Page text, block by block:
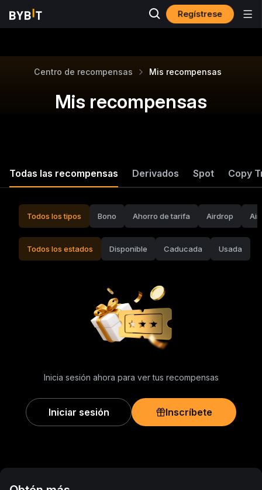
Regístrese
Centro de recompensas Mis recompensas
Mis recompensas
Todas las recompensas Derivados Spot Copy
Todos los tipos Bono Ahorro de tarifa Airdrop
Todos los estados Disponible Caducada Usada
Inicia sesión ahora para ver tus recompensas
Iniciar sesión Inscríbete